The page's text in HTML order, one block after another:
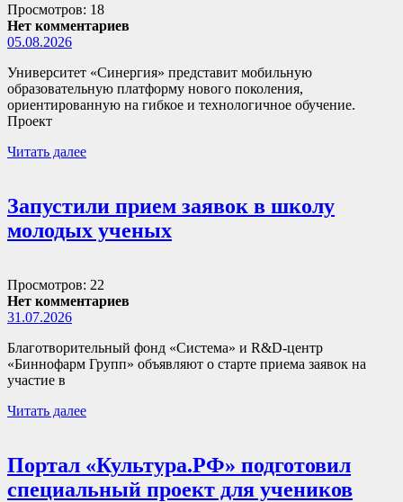
Просмотров: 18
Нет комментариев
05.08.2026
Университет «Синергия» представит мобильную
образовательную платформу нового поколения,
ориентированную на гибкое и технологичное обучение.
Проект
Читать далее
Запустили прием заявок в школу
молодых ученых
Просмотров: 22
Нет комментариев
31.07.2026
Благотворительный фонд «Система» и R&D-центр
«Биннофарм Групп» объявляют о старте приема заявок на
участие в
Читать далее
Портал «Культура.РФ» подготовил
специальный проект для учеников